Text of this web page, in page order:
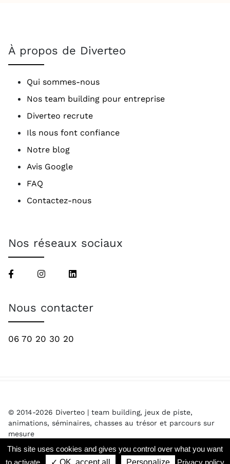
À propos de Diverteo
Qui sommes-nous
Nos team building pour entreprise
Diverteo recrute
Ils nous font confiance
Notre blog
Avis Google
FAQ
Contactez-nous
Nos réseaux sociaux
Nous contacter
06 70 20 30 20
© 2014-2026 Diverteo | team building, jeux de piste,
animations, séminaires, chasses au trésor et parcours sur
mesure
mentions légales
This site uses cookies and gives you control over what you want
to activate
✓ OK, accept all Personalize Privacy policy